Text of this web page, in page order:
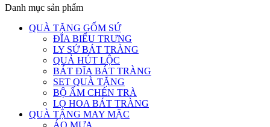
Danh mục sản phẩm
QUÀ TẶNG GỐM SỨ
ĐĨA BIỂU TRƯNG
LY SỨ BÁT TRÀNG
QUẢ HÚT LỘC
BÁT ĐĨA BÁT TRÀNG
SET QUÀ TẶNG
BỘ ẤM CHÉN TRÀ
LỌ HOA BÁT TRÀNG
QUÀ TẶNG MAY MẶC
ÁO MƯA